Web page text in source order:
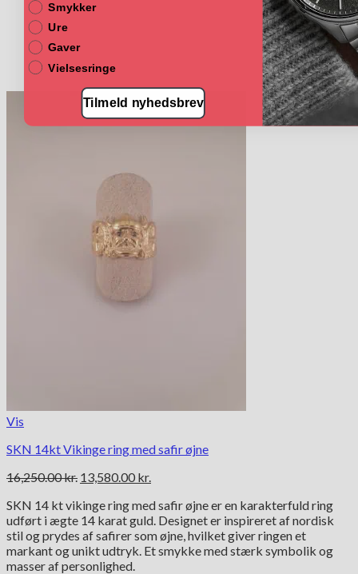
Vis
SKN 14kt Vikinge ring med safir øjne
16,250.00kr. Den
pris
var:
16,250.00 kr..
13,580.00 kr.
pris
er:
13,580.00 kr..
SKN 14 kt vikinge ring med safir øjne er en karakterfuld ring
udført i ægte 14 karat guld. Designet er inspireret af nordisk
stil og prydes af safirer som øjne, hvilket giver ringen et
markant og unikt udtryk. Et smykke med stærk symbolik og
masser af personlighed.
Smykker
Ure
Gaver
Vielsesringe
Tilmeld nyhedsbrev